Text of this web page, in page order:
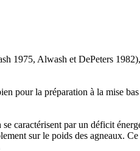
1975, Alwash et DePeters
pour la préparation à la mise
caractérisent par un déficit
sur le poids des agneaux. Ce